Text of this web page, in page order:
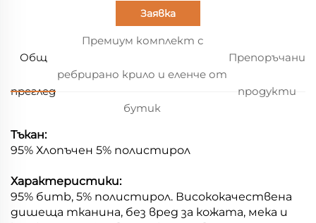
Заявка
Общ
преглед
Премиум комплект с
ребрирано крило и еленче от
бутик
Препоръчани
продукти
Тъкан:
95% Хлопъчен 5% полистирол
Характеристики:
95% бumb, 5% полистирол. Висококачествена
дишеща тканина, без вред за кожата, мека и